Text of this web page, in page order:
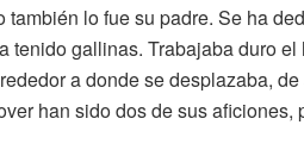
lo fue su padre. Se ha
gallinas. Trabajaba duro
a donde se desplazaba,
han sido dos de sus aficiones,